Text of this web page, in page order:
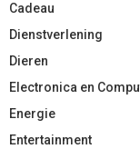
Cadeau
Dienstverlening
Dieren
Electronica en
Energie
Entertainment